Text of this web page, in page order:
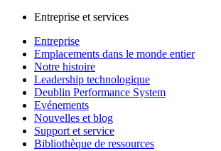
Entreprise et services
Entreprise
Emplacements dans le monde entier
Notre histoire
Leadership technologique
Deublin Performance System
Evénements
Nouvelles et blog
Support et service
Bibliothèque de ressources